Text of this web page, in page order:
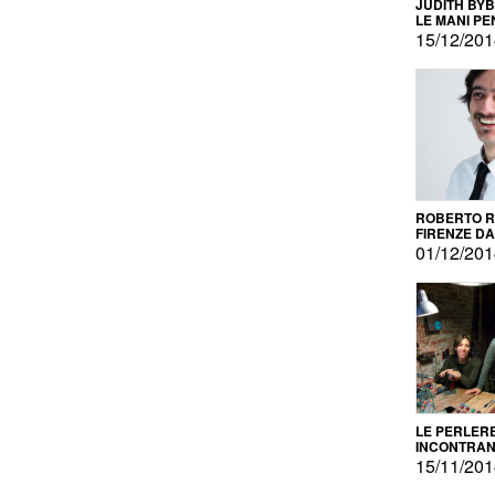
JUDITH
LE MANI
15/12/
ROBERTO
FIRENZE DAL
01/12/
LE
15/11/